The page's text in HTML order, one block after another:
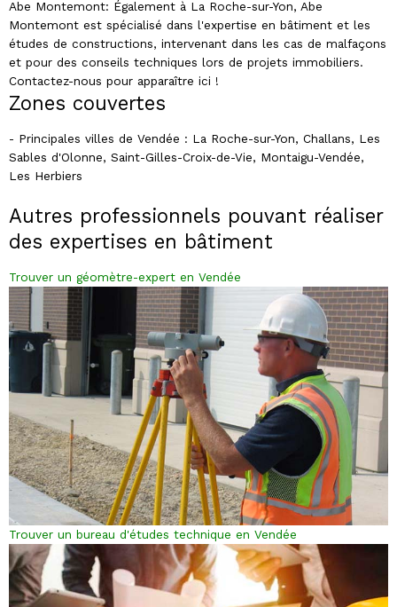
Abe Montemont: Également à La Roche-sur-Yon, Abe
Montemont est spécialisé dans l'expertise en bâtiment et les
études de constructions, intervenant dans les cas de malfaçons
et pour des conseils techniques lors de projets immobiliers.
Contactez-nous pour apparaître ici !
Zones couvertes
- Principales villes de Vendée : La Roche-sur-Yon, Challans, Les
Sables d'Olonne, Saint-Gilles-Croix-de-Vie, Montaigu-Vendée,
Les Herbiers
Autres professionnels pouvant réaliser
des expertises en bâtiment
Trouver un géomètre-expert en Vendée
Trouver un bureau d'études technique en Vendée